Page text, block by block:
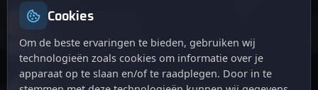
Tips en Tricks
April 12, 2026
Cookies
Om de beste ervaringen te bieden, gebruiken wij
technologieën zoals cookies om informatie over je
apparaat op te slaan en/of te raadplegen. Door in te